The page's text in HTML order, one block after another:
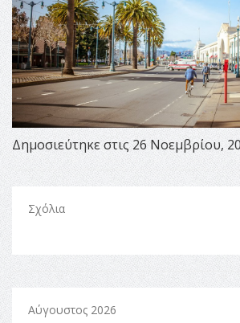
Δημοσιεύτηκε στις 26 Νοεμβρίου,
Σχόλια
Αύγουστος 2026